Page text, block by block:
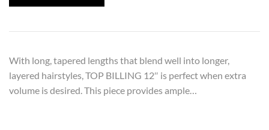
With long, tapered lengths that blend well into longer,
layered hairstyles, TOP BILLING 12″ is perfect when extra
volume is desired. This piece provides ample…